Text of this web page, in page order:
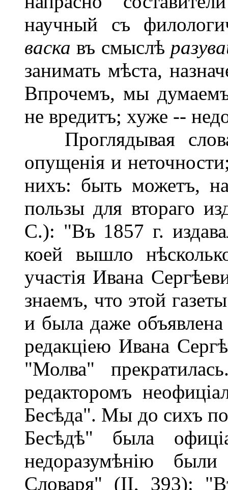
научный съ
васка въ смыслѣ
занимать мѣста,
Впрочемъ, мы
не вредитъ; хуже --
Проглядывая
опущенія и
нихъ: быть можетъ,
пользы для втораго
С.): "Въ 1857 г.
коей вышло
участія Ивана
знаемъ, что этой
и была даже
редакціею Ивана
"Молва"
редакторомъ
Бесѣда". Мы до сихъ
Бесѣдѣ" была
недоразумѣнію
Словаря" (II, 393):